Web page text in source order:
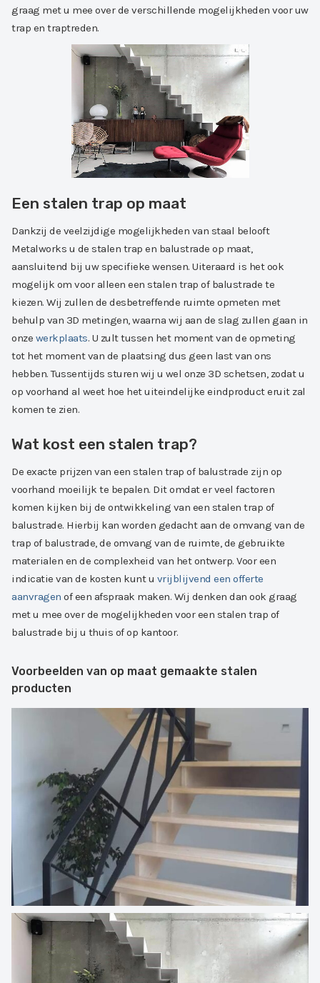
graag met u mee over de verschillende mogelijkheden voor uw
trap en traptreden.
Een stalen trap op maat
Dankzij de veelzijdige mogelijkheden van staal belooft
Metalworks u de stalen trap en balustrade op maat,
aansluitend bij uw specifieke wensen. Uiteraard is het ook
mogelijk om voor alleen een stalen trap of balustrade te
kiezen. Wij zullen de desbetreffende ruimte opmeten met
behulp van 3D metingen, waarna wij aan de slag zullen gaan in
onze werkplaats. U zult tussen het moment van de opmeting
tot het moment van de plaatsing dus geen last van ons
hebben. Tussentijds sturen wij u wel onze 3D schetsen, zodat u
op voorhand al weet hoe het uiteindelijke eindproduct eruit zal
komen te zien.
Wat kost een stalen trap?
De exacte prijzen van een stalen trap of balustrade zijn op
voorhand moeilijk te bepalen. Dit omdat er veel factoren
komen kijken bij de ontwikkeling van een stalen trap of
balustrade. Hierbij kan worden gedacht aan de omvang van de
trap of balustrade, de omvang van de ruimte, de gebruikte
materialen en de complexheid van het ontwerp. Voor een
indicatie van de kosten kunt u vrijblijvend een offerte
aanvragen of een afspraak maken. Wij denken dan ook graag
met u mee over de mogelijkheden voor een stalen trap of
balustrade bij u thuis of op kantoor.
Voorbeelden van op maat gemaakte stalen
producten